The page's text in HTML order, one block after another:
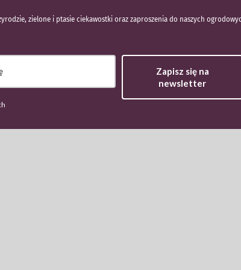
zielone i ptasie ciekawostki oraz zaproszenia do naszych
Zapisz się na
newsletter